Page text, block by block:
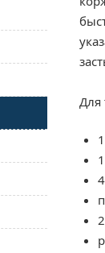
Для